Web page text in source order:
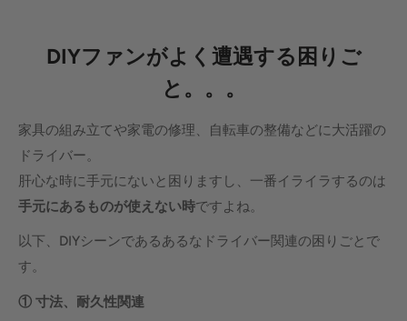
DIYファンがよく遭遇する困りご
と。。。
家具の組み立てや家電の修理、自転車の整備などに大活躍の
ドライバー。
肝心な時に手元にないと困りますし、一番イライラするのは
手元にあるものが使えない時ですよね。
以下、DIYシーンであるあるなドライバー関連の困りごとで
す。
① 寸法、耐久性関連